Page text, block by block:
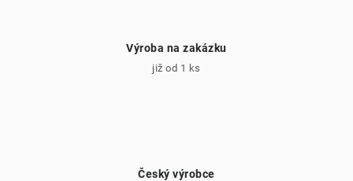
Výroba na zakázku
již od 1 ks
Český výrobce